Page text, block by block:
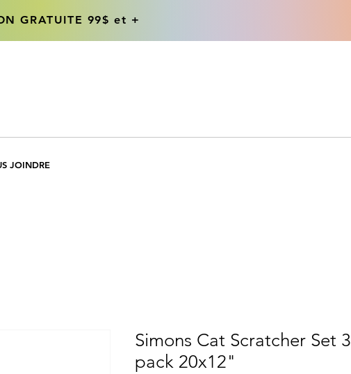
GRATUITE 99$ et +
GRATUITE 99$ et +
JOINDRE
Simons Cat Scratcher Set 3
pack 20x12"